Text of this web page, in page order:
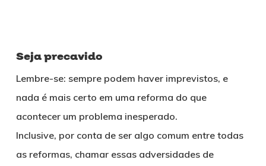
Seja precavido
Lembre-se: sempre podem haver imprevistos, e
nada é mais certo em uma reforma do que
acontecer um problema inesperado.
Inclusive, por conta de ser algo comum entre todas
as reformas, chamar essas adversidades de